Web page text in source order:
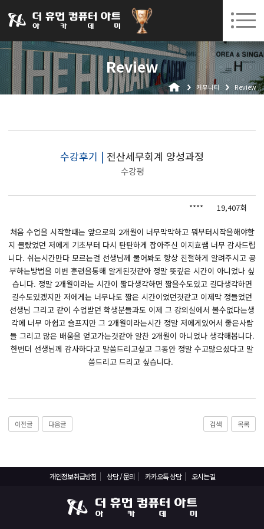
031-252-7277 수원캠퍼스 개강 08. 12.(수)
로그인 회원가입 고객센터
Review
커뮤니티 Review
수강후기 | 전산세무회계 양성과정
수강평
**** 19,407회
처음 수업을 시작할때는 앞으로의 2개월이 너무막막하고 뭐부터시작을해야할
지 몰랐었던 저에게 기초부터 다시 탄탄하게 잡아주신 이지효쌤 너무 감사드립
니다. 쉬는시간만다 모르는걸 선생님께 물어봐도 항상 친절하게 알려주시고 공
부하는방법을 이번 훈련을통해 알게된것같아 정말 뜻깊은 시간이 아니었나 싶
습니다. 정말 2개월이라는 시간이 짧다생각하면 짧을수도있고 길다생각하면
길수도있겠지만 저에게는 너무나도 짧은 시간이었던것같고 이제막 정들었던
선생님 그리고 같이 수업받던 학생분들과도 이제 그 강의실에서 볼수없다는생
각에 너무 아쉽고 슬프지만 그 2개월이라는시간 정말 저에게있어서 좋은사람
들 그리고 많은 배움을 얻고가는것같아 알찬 2개월이 아니었나 생각해봅니다.
한번더 선생님께 감사하다고 말씀드리고싶고 그동안 정말 수고많으셨다고 말
씀드리고 드리고 싶습니다.
이전글 다음글 검색 목록
개인정보취급방침 상담 / 문의 카카오톡 상담 오시는길
아카데미소개
인사말
오시는길
생성형AI
BIM 건축설계 및 실내건축설계(캐드(CAD),맥스(MAX),레빗(REVIT))실무자 양성과정
React, Veu 프레임워크 기반 프론트엔드 개발 양성 지원
반응형/웹퍼블리셔/프론트엔드 웹개발자(웹디자인)
반응형/웹퍼블리셔/프론트엔드 웹개발자(웹디자인기능사 과정평가형)
자바(Java)기반 JSP/스프링 웹개발자(정보처리산업기사)(과정평가형)
디지털컨버전스 자바(JAVA)개발자(전자정부 프레임워크/SPRING)
전산세무회계 자격취득과정[전산회계1급/전산세무2급/FAT1급/TAT2급]
전기기능사(필기+실기) 자격증 취득과정
직업상담사 2급 (필기+실기) 자격증 취득과정
일러스트 자격증 취득과정(GTQi 1급)
전산회계 1급 / FAT 1급 자격증 취득과정
전산세무 2급 / TAT 2급 자격증 취득과정